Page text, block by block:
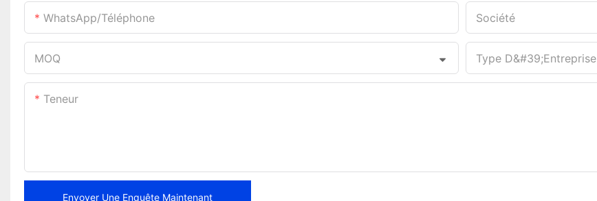
WhatsApp/téléphone Société
MOQ Type D&#39;entreprise
Teneur
Envoyer Une Enquête Maintenant